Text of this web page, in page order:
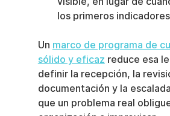
los primeros
Un marco de programa de
sólido y eficaz reduce esa
definir la recepción, la
documentación y la
que un problema real